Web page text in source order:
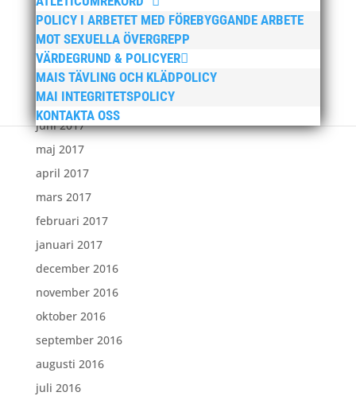
POLICY I ARBETET MED FÖREBYGGANDE ARBETE
MOT SEXUELLA ÖVERGREPP
VÄRDEGRUND & POLICYER
MAIS TÄVLING OCH KLÄDPOLICY
MAI INTEGRITETSPOLICY
KONTAKTA OSS
november 2017
oktober 2017
september 2017
augusti 2017
juli 2017
juni 2017
maj 2017
april 2017
mars 2017
februari 2017
januari 2017
december 2016
november 2016
oktober 2016
september 2016
augusti 2016
juli 2016